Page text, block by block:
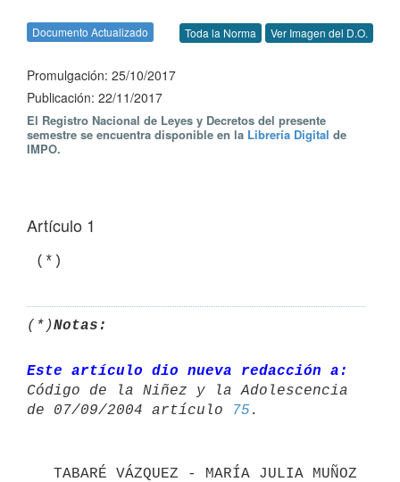
Documento Actualizado Toda la Norma Ver Imagen del D.O.
Promulgación: 25/10/2017
Publicación: 22/11/2017
El Registro Nacional de Leyes y Decretos del presente
semestre se encuentra disponible en la Librería Digital de
IMPO.
Artículo 1
(*)
(*)Notas:
Este artículo dio nueva redacción a:
Código de la Niñez y la Adolescencia
de 07/09/2004 artículo
75